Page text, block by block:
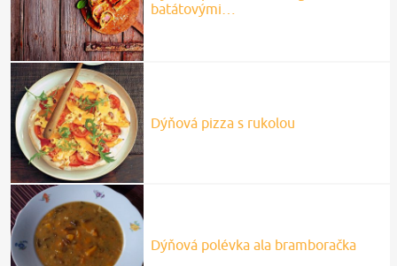
batátovými…
Dýňová pizza s rukolou
Dýňová polévka ala bramboračka